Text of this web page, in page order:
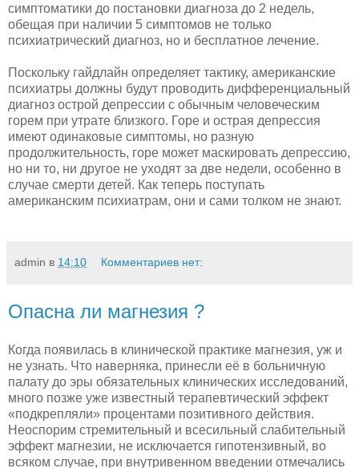
симптоматики до постановки диагноза до 2 недель,
обещая при наличии 5 симптомов не только
психиатрический диагноз, но и бесплатное лечение.
Поскольку гайдлайн определяет тактику, американские
психиатры должны будут проводить дифференциальный
диагноз острой депрессии с обычным человеческим
горем при утрате близкого. Горе и острая депрессия
имеют одинаковые симптомы, но разную
продолжительность, горе может маскировать депрессию,
но ни то, ни другое не уходят за две недели, особенно в
случае смерти детей. Как теперь поступать
американским психиатрам, они и сами толком не знают.
admin в 14:10 Комментариев нет:
Опасна ли магнезия ?
Когда появилась в клинической практике магнезия, уж и
не узнать. Что наверняка, принесли её в больничную
палату до эры обязательных клинических исследований,
много позже уже известный терапевтический эффект
«подкрепляли» процентами позитивного действия.
Неоспорим стремительный и всесильный слабительный
эффект магнезии, не исключается гипотензивный, во
всяком случае, при внутривенном введении отмечались